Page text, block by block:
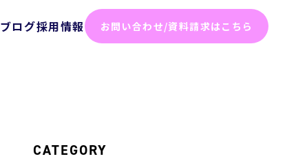
ブログ採用情報 お問い合わせ/資料請求はこちら
CATEGORY